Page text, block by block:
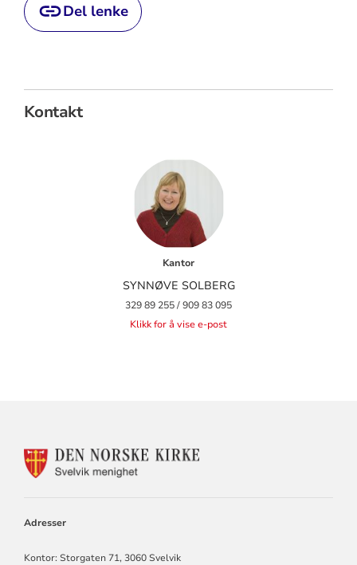
Del lenke
Kontakt
Kantor
SYNNØVE SOLBERG
329 89 255 / 909 83 095
Klikk for å vise e-post
KONTAKTINFORMASJON
Adresser
Kontor: Storgaten 71, 3060 Svelvik